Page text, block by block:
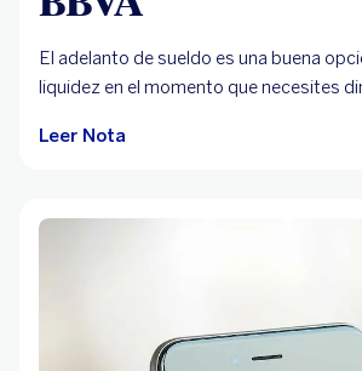
El adelanto de sueldo es una buena
liquidez en el momento que necesites
Leer Nota